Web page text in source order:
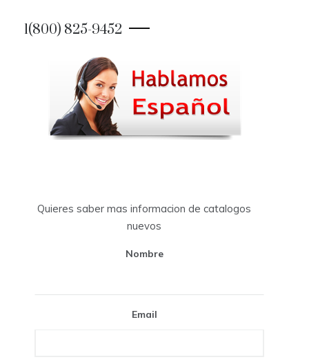
1(800) 825-9452
Quieres saber mas informacion de catalogos
nuevos
Nombre
Email